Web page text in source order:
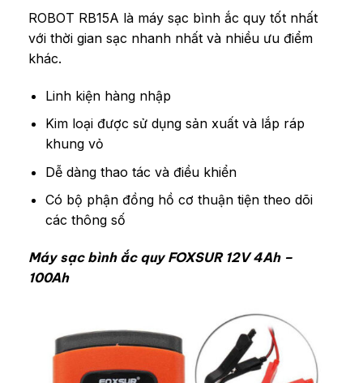
ROBOT RB15A là máy sạc bình ắc quy tốt nhất
với thời gian sạc nhanh nhất và nhiều ưu điểm
khác.
Linh kiện hàng nhập
Kim loại được sử dụng sản xuất và lắp ráp
khung vỏ
Dễ dàng thao tác và điều khiển
Có bộ phận đồng hồ cơ thuận tiện theo dõi
các thông số
Máy sạc bình ắc quy FOXSUR 12V 4Ah –
100Ah